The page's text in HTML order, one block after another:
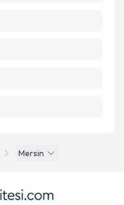
Mersin